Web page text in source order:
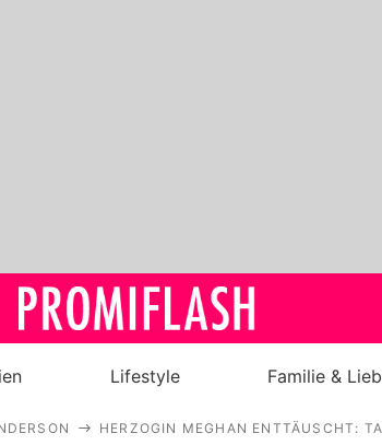
Royals
Lifestyle Familie &
HERZOGIN MEGHAN ENTTÄUSCHT: